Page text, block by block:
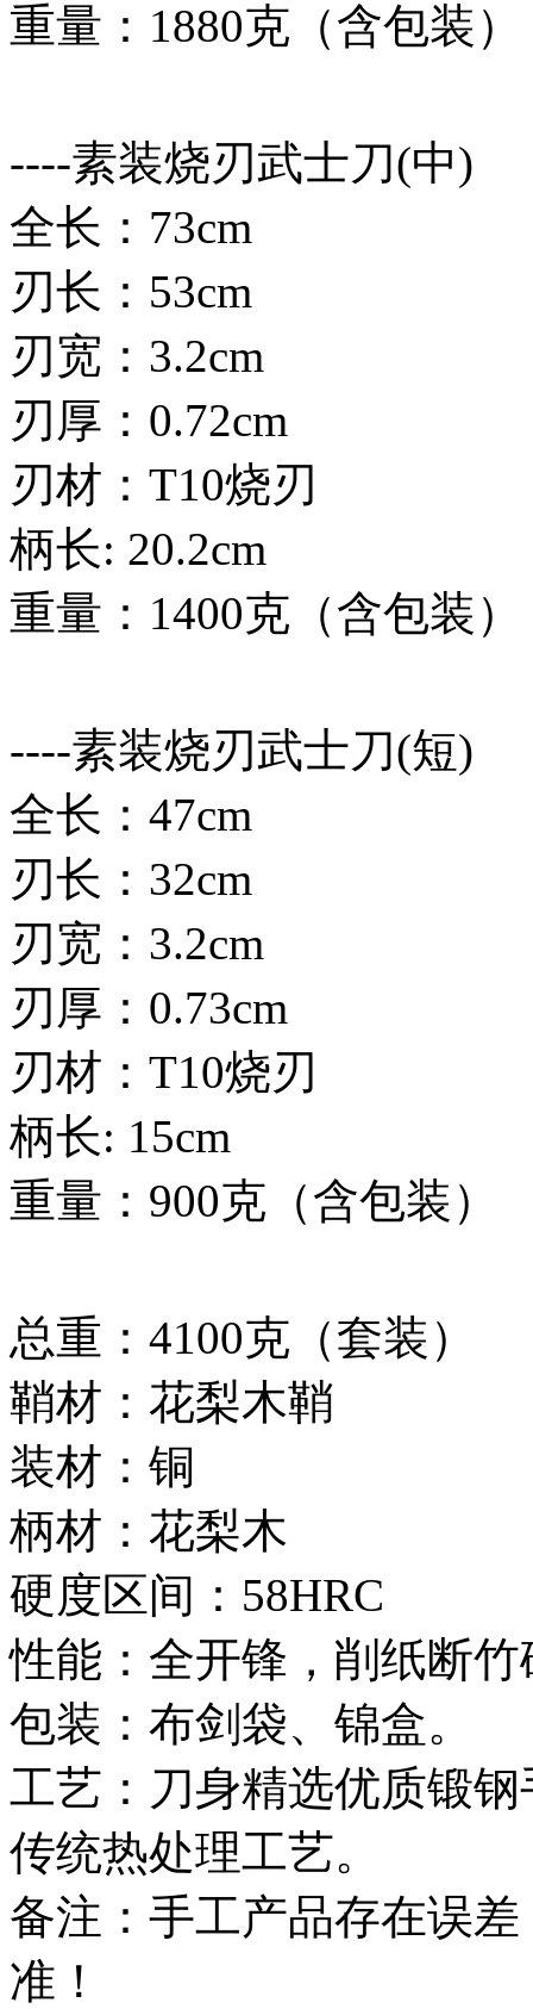
重量：1880克（含包装）
----素装烧刃武士刀(中)
全长：73cm
刃长：53cm
刃宽：3.2cm
刃厚：0.72cm
刃材：T10烧刃
柄长: 20.2cm
重量：1400克（含包装）
----素装烧刃武士刀(短)
全长：47cm
刃长：32cm
刃宽：3.2cm
刃厚：0.73cm
刃材：T10烧刃
柄长: 15cm
重量：900克（含包装）
总重：4100克（套装）
鞘材：花梨木鞘
装材：铜
柄材：花梨木
硬度区间：58HRC
性能：全开锋，削纸断竹
包装：布剑袋、锦盒。
工艺：刀身精选优质锻
传统热处理工艺。
备注：手工产品存在误
准！